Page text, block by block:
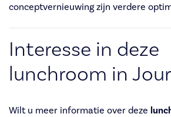
conceptvernieuwing zijn verdere
Interesse in deze
lunchroom in
Wilt u meer informatie over deze